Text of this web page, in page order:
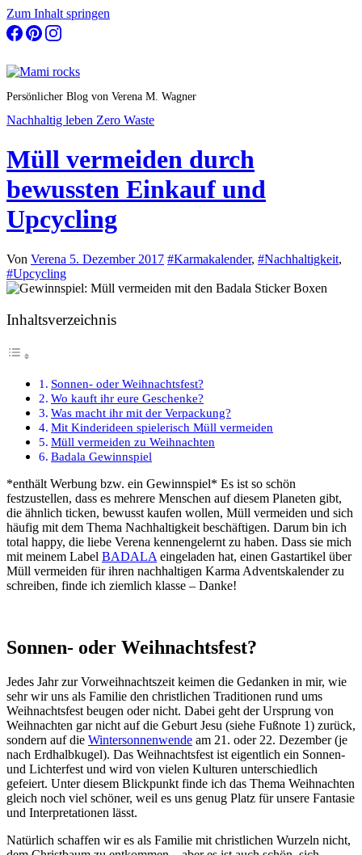
Zum Inhalt springen
Persönlicher Blog von Verena M. Wagner
Nachhaltig leben Zero Waste
Müll vermeiden durch
bewussten Einkauf und
Upcycling
Von Verena 5. Dezember 2017 #Karmakalender, #Nachhaltigkeit,
#Upcycling
Inhaltsverzeichnis
Sonnen- oder Weihnachtsfest?
Wo kauft ihr eure Geschenke?
Was macht ihr mit der Verpackung?
Mit Kinderideen spielerisch Müll vermeiden
Müll vermeiden zu Weihnachten
Badala Gewinnspiel
*enthält Werbung bzw. ein Gewinnspiel* Es ist so schön
festzustellen, dass es mehrere Menschen auf diesem Planeten gibt,
die ähnlich ticken, bewusst kaufen wollen, Müll vermeiden und sich
häufig mit dem Thema Nachhaltigkeit beschäftigen. Darum bin ich
total happy, die liebe Verena kennengelernt zu haben. Dass sie mich
mit meinem Label BADALA eingeladen hat, einen Gastartikel über
Müll vermeiden für ihren nachhaltigen Karma Adventskalender zu
schreiben, finde ich ziemlich klasse – Danke!
Sonnen- oder Weihnachtsfest?
Jedes Jahr zur Vorweihnachtszeit keimen die Gedanken in mir, wie
sehr wir uns als Familie den christlichen Traditionen rund ums
Weihnachtsfest beugen oder nicht. Dabei geht der Ursprung von
Weihnachten gar nicht auf die Geburt Jesu (siehe Fußnote 1) zurück,
sondern auf die Wintersonnenwende am 21. oder 22. Dezember (je
nach Erdhalbkugel). Das Weihnachtsfest ist eigentlich ein Sonnen-
und Lichterfest und wird von vielen Kulturen unterschiedlich
gefeiert. Unter diesem Blickpunkt finde ich das Thema Weihnachten
gleich noch viel schöner, weil es uns genug Platz für unsere Fantasie
und Interpretationen lässt.
Natürlich schaffen wir es als Familie mit christlichen Wurzeln nicht,